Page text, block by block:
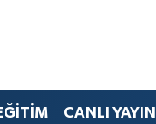
CANLI YAYIN